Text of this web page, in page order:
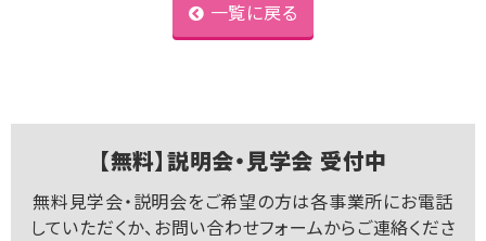
一覧に戻る
【無料】説明会・見学会 受付中
無料見学会・説明会をご希望の方は各事業所にお電話
していただくか、お問い合わせフォームからご連絡くださ